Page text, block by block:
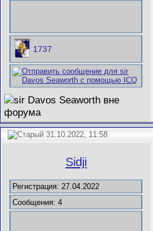
1737
31.10.2022, 11:58
Sidji
Регистрация: 27.04.2022
Сообщения: 4